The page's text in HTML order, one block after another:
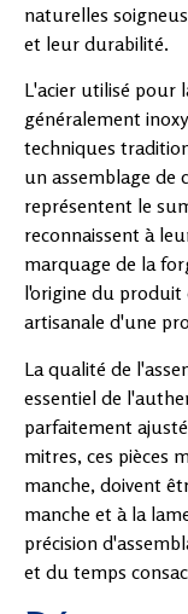
naturelles
et leur durabilité.
L'acier utilisé pour
généralement
techniques
un assemblage de
représentent le
reconnaissent à
marquage de la
l'origine du
artisanale d'une
La qualité de
essentiel de
parfaitement
mitres, ces pièces
manche, doivent
manche et à la
précision
et du temps